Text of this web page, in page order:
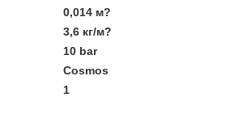
0,014 м?
3,6 кг/м?
10 bar
Cosmos
1